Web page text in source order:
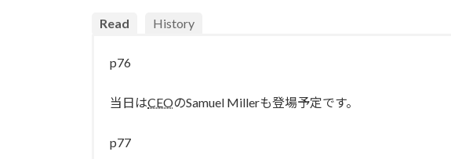
Read History
p76
当日はCEOのSamuel Millerも登場予定です。
p77